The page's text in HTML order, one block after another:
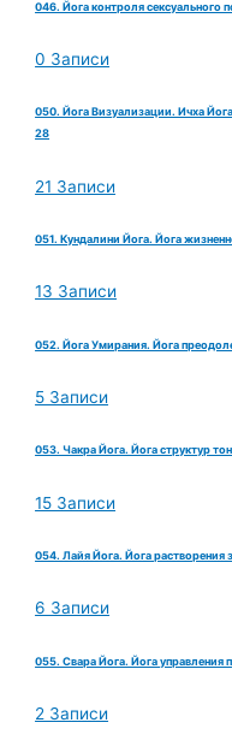
046. Йога контроля
0 Записи
050. Йога Визуализации. Ичха
28
21 Записи
051. Кундалини Йога. Йога
13 Записи
052. Йога Умирания. Йога
5 Записи
053. Чакра Йога. Йога структур
15 Записи
054. Лайя Йога. Йога
6 Записи
055. Свара Йога. Йога
2 Записи